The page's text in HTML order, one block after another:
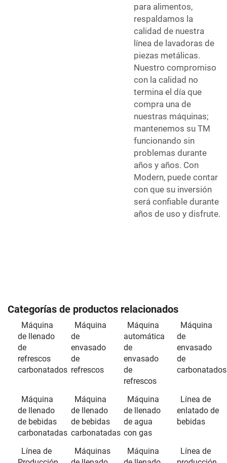
para alimentos,
respaldamos la
calidad de nuestra
línea de lavadoras de
piezas metálicas.
Nuestro compromiso
con la calidad no
termina el día que
compra una de
nuestras máquinas;
mantenemos su TM
funcionando sin
problemas durante
años y años. Con
Modern, puede contar
con que su inversión
será confiable durante
años de uso y disfrute.
Categorías de productos relacionados
Máquina
de llenado
de
refrescos
carbonatados
Máquina
de
envasado
de
refrescos
Máquina
automática
de
envasado
de
refrescos
Máquina
de
envasado
de
carbonatados
Máquina
de llenado
de bebidas
carbonatadas
Máquina
de llenado
de bebidas
carbonatadas
Máquina
de llenado
de agua
con gas
Línea de
enlatado de
bebidas
Línea de
Máquinas
Máquina
Línea de